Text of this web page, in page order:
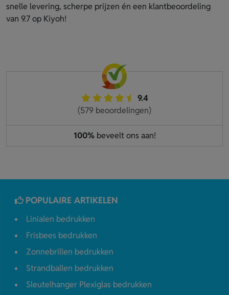
snelle levering, scherpe prijzen én een klantbeoordeling
van 9.7 op Kiyoh!
9.4
(579 beoordelingen)
100%beveelt ons aan!
POPULAIRE ARTIKELEN
Linialen bedrukken
Frisbees bedrukken
Zonnebrillen bedrukken
Strandballen bedrukken
Sleutelhanger Plexiglas bedrukken